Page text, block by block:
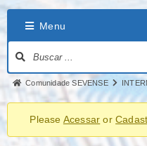
Menu
Comunidade SEVENSE
Please Acessar or